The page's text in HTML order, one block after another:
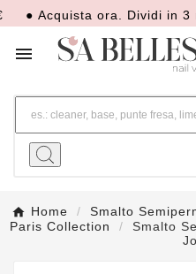
Acquista ora. Dividi in 3

Home Smalto
Paris Collection
Smalto